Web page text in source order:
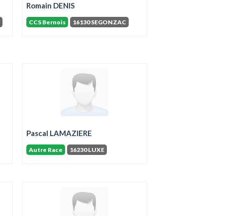
Romain DENIS
CCS Bernois 16130 SEGONZAC
Pascal LAMAZIERE
Autre Race 16230 LUXE